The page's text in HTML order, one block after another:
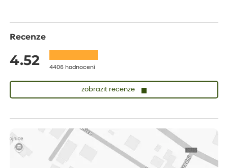
Recenze
4.52 4406 hodnocení
zobrazit recenze
Měla jsem pouze 1objednavku a zatím jsem spokojená se
sazenicemi
Miroslava